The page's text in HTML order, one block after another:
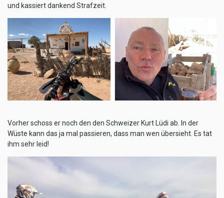
und kassiert dankend Strafzeit.
Vorher schoss er noch den den Schweizer Kurt Lüdi ab. In der
Wüste kann das ja mal passieren, dass man wen übersieht. Es tat
ihm sehr leid!